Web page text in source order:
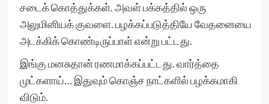
சடைக் கொத்துக்கள். அவள் பக்கத்தில் ஒரு
அலுமினியக் குவளை. பழக்கப்படுத்தியே வேதனையை
அடக்கிக் கொண்டிருப்பாள் என்று பட்டது.
இங்கு மனசுதான் ரணமாக்கப்பட்டது. வார்த்தை
முட்களாய்… இதுவும் கொஞ்ச நாட்களில் பழக்கமாகி
விடும்.